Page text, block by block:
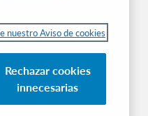
e internacionales de
Política de privacidad
nuestro Aviso de cookies
Rechazar cookies
innecesarias